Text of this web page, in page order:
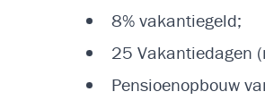
8% vakantiegeld;
25 Vakantiedagen
Pensioenopbouw